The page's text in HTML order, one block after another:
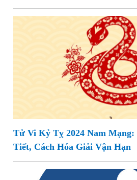
Tử Vi Kỷ Tỵ 2024 Nam
Tiết, Cách Hóa Giải Vận Hạn